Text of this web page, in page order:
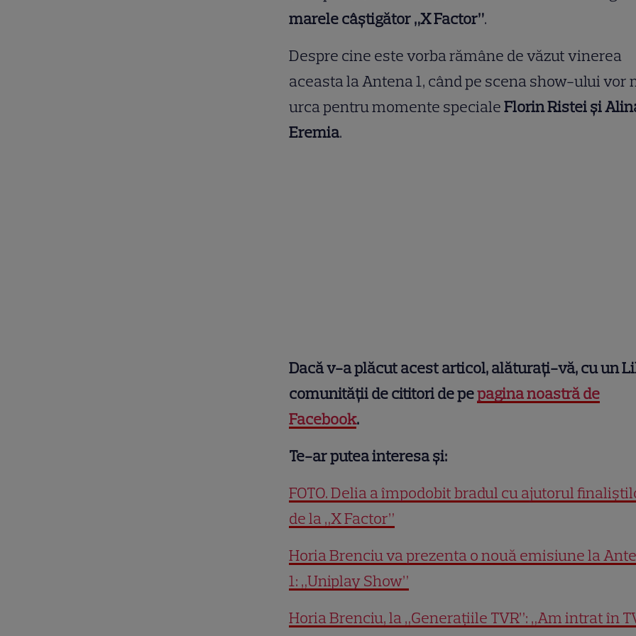
marele câștigător „X Factor”.
Despre cine este vorba rămâne de văzut vinerea
aceasta la Antena 1, când pe scena show-ului vor
urca pentru momente specialeFlorin Ristei și
Eremia.
Dacă v-a plăcut acest articol, alăturați-vă, cu un
comunității de cititori de pepagina noastră de
Facebook.
Te-ar putea interesa și:
FOTO. Delia a împodobit bradul cu ajutorul
de la „X Factor”
Horia Brenciu va prezenta o nouă emisiune la
1: „Uniplay Show”
Horia Brenciu, la „Generaţiile TVR”: „Am intrat în